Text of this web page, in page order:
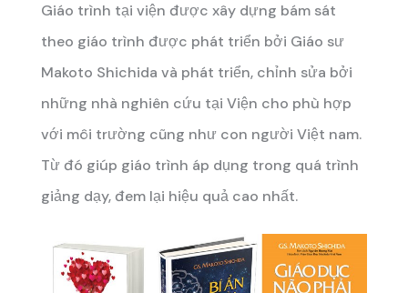
Giáo trình tại viện được xây dựng bám sát
theo giáo trình được phát triển bởi Giáo sư
Makoto Shichida và phát triển, chỉnh sửa bởi
những nhà nghiên cứu tại Viện cho phù hợp
với môi trường cũng như con người Việt nam.
Từ đó giúp giáo trình áp dụng trong quá trình
giảng dạy, đem lại hiệu quả cao nhất.